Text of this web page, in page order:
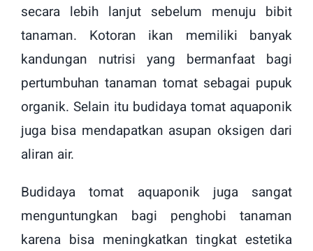
secara lebih lanjut sebelum menuju bibit
tanaman. Kotoran ikan memiliki banyak
kandungan nutrisi yang bermanfaat bagi
pertumbuhan tanaman tomat sebagai pupuk
organik. Selain itu budidaya tomat aquaponik
juga bisa mendapatkan asupan oksigen dari
aliran air.
Budidaya tomat aquaponik juga sangat
menguntungkan bagi penghobi tanaman
karena bisa meningkatkan tingkat estetika